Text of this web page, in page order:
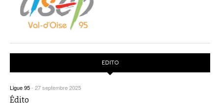
EDITO
Ligue 95- 27 septembre 2025
Édito